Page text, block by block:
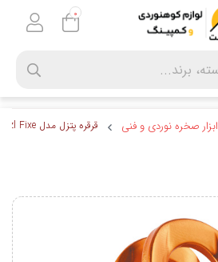
ابزار صخره نوردی و فنی قرقره پتزل مدل Petzl Fixe
0